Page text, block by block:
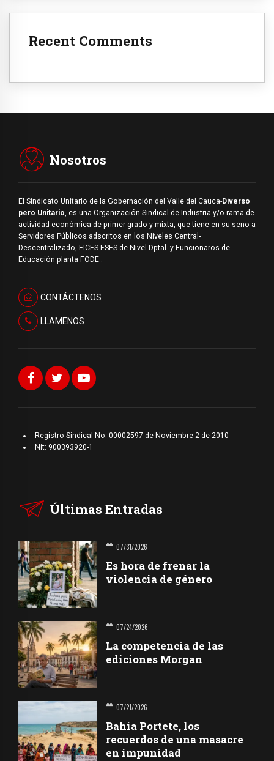
Recent Comments
Nosotros
El Sindicato Unitario de la Gobernación del Valle del Cauca-Diverso
pero Unitario, es una Organización Sindical de Industria y/o rama de
actividad económica de primer grado y mixta, que tiene en su seno a
Servidores Públicos adscritos en los Niveles Central-
Descentralizado, EICES-ESES-de Nivel Dptal. y Funcionaros de
Educación planta FODE .
CONTÁCTENOS
LLAMENOS
Registro Sindical No. 00002597 de Noviembre 2 de 2010
Nit: 900393920-1
Últimas Entradas
07/31/2026
Es hora de frenar la
violencia de género
07/24/2026
La competencia de las
ediciones Morgan
07/21/2026
Bahía Portete, los
recuerdos de una masacre
en impunidad